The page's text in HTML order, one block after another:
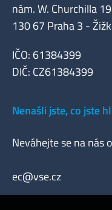
nám. W. Churchilla
130 67 Praha 3 -
IČO: 61384399
DIČ: CZ61384399
Nenašli jste, co jste
Neváhejte se na nás
ec@vse.cz